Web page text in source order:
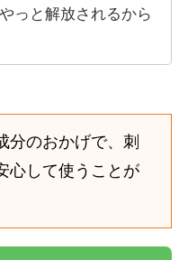
っと解放されるから
分のおかげで、刺
心して使うことが